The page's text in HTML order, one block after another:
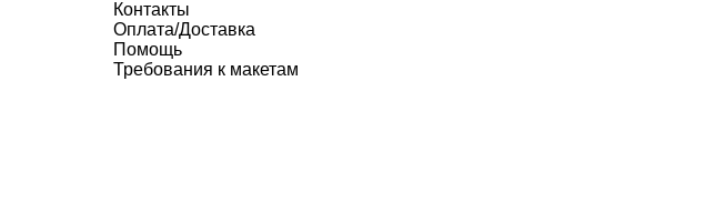
Контакты
Оплата/Доставка
Помощь
Требования к макетам